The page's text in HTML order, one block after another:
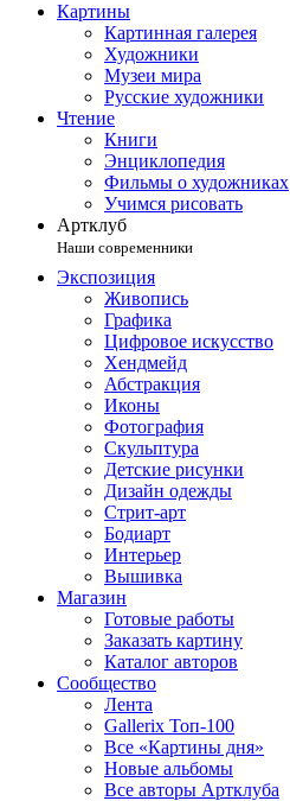
Картины
Картинная галерея
Художники
Музеи мира
Русские художники
Чтение
Книги
Энциклопедия
Фильмы о художниках
Учимся рисовать
Артклуб
Наши современники
Экспозиция
Живопись
Графика
Цифровое искусство
Хендмейд
Абстракция
Иконы
Фотография
Скульптура
Детские рисунки
Дизайн одежды
Стрит-арт
Бодиарт
Интерьер
Вышивка
Магазин
Готовые работы
Заказать картину
Каталог авторов
Сообщество
Лента
Gallerix Топ-100
Все «Картины дня»
Новые альбомы
Все авторы Артклуба